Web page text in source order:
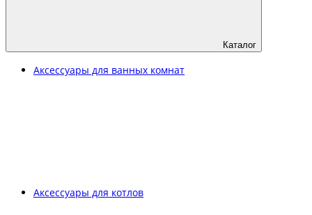
Каталог
Аксессуары для ванных комнат
Аксессуары для котлов